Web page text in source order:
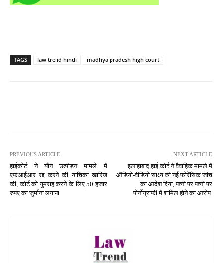
TAGS law trend hindi madhya pradesh high court
PREVIOUS ARTICLE
हाईकोर्ट ने यौन उत्पीड़न मामले में
एफआईआर रद्द करने की याचिका खारिज
की, कोर्ट को गुमराह करने के लिए 50 हजार
रुपए का जुर्माना लगाया
NEXT ARTICLE
इलाहाबाद हाई कोर्ट ने वैवाहिक मामले में
ऑडियो-वीडियो साक्ष्य की नई फोरेंसिक जांच
का आदेश दिया, पत्नी पर पत्नी पर
पोर्नोग्राफी में शामिल होने का आरोप